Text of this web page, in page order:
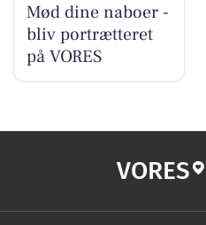
Mød dine naboer -
bliv portrætteret
på VORES
VORES